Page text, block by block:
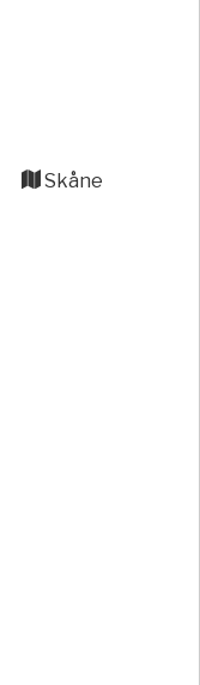
Skåne